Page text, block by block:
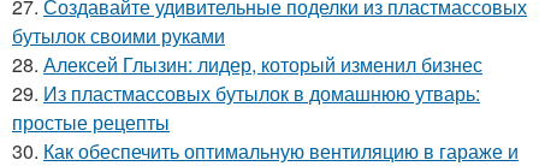
27. Создавайте удивительные поделки из пластмассовых
бутылок своими руками
28. Алексей Глызин: лидер, который изменил бизнес
29. Из пластмассовых бутылок в домашнюю утварь:
простые рецепты
30. Как обеспечить оптимальную вентиляцию в гараже и